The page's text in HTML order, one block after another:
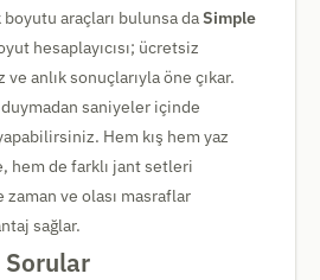
araçları bulunsa daSimple
hesaplayıcısı; ücretsiz
anlık sonuçlarıyla öne çıkar.
saniyeler içinde
Hem kış hem yaz
hem de farklı jant setleri
ve olası masraflar
sağlar.
Sorular